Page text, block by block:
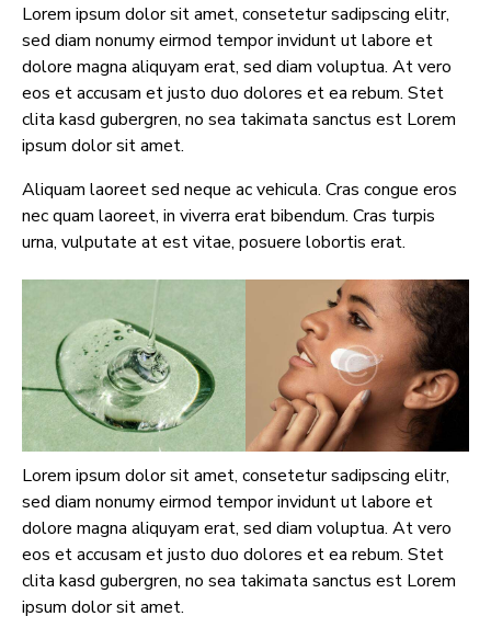
Lorem ipsum dolor sit amet, consetetur sadipscing elitr,
sed diam nonumy eirmod tempor invidunt ut labore et
dolore magna aliquyam erat, sed diam voluptua. At vero
eos et accusam et justo duo dolores et ea rebum. Stet
clita kasd gubergren, no sea takimata sanctus est Lorem
ipsum dolor sit amet.
Aliquam laoreet sed neque ac vehicula. Cras congue eros
nec quam laoreet, in viverra erat bibendum. Cras turpis
urna, vulputate at est vitae, posuere lobortis erat.
Lorem ipsum dolor sit amet, consetetur sadipscing elitr,
sed diam nonumy eirmod tempor invidunt ut labore et
dolore magna aliquyam erat, sed diam voluptua. At vero
eos et accusam et justo duo dolores et ea rebum. Stet
clita kasd gubergren, no sea takimata sanctus est Lorem
ipsum dolor sit amet.